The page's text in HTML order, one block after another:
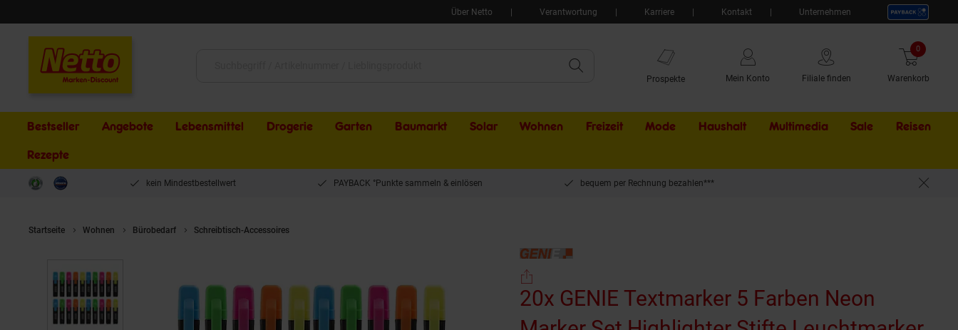
Über Netto Verantwortung Karriere Kontakt Unternehmen
Prospekte Mein Konto Filiale finden Warenkorb
0 Artikel
Bestseller Angebote Lebensmittel Drogerie Garten Baumarkt Solar Wohnen Freizeit Mode Haushalt Multimedia Sale Externer
Reisen
Rezepte
kein Mindestbestellwert PAYBACK °Punkte sammeln & einlösen bequem per Rechnung bezahlen***
Startseite Wohnen Bürobedarf Schreibtisch-Accessoires
20x GENIE Textmarker 5 Farben Neon